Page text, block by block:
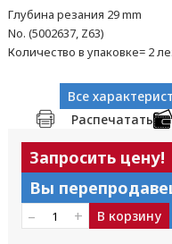
Глубина резания 29 mm
No. (5002637, Z63)
Количество в упаковке= 2
Все
Распечатать
Запросить цену!
Вы
– + В корзину